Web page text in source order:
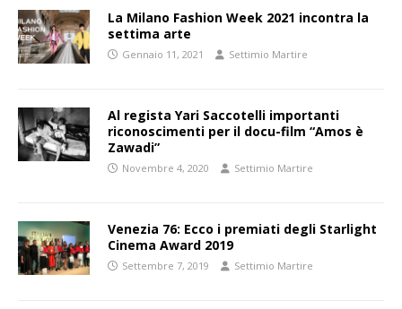
La Milano Fashion Week 2021 incontra la
settima arte
Gennaio 11, 2021 Settimio Martire
Al regista Yari Saccotelli importanti
riconoscimenti per il docu-film “Amos è
Zawadi”
Novembre 4, 2020 Settimio Martire
Venezia 76: Ecco i premiati degli Starlight
Cinema Award 2019
Settembre 7, 2019 Settimio Martire